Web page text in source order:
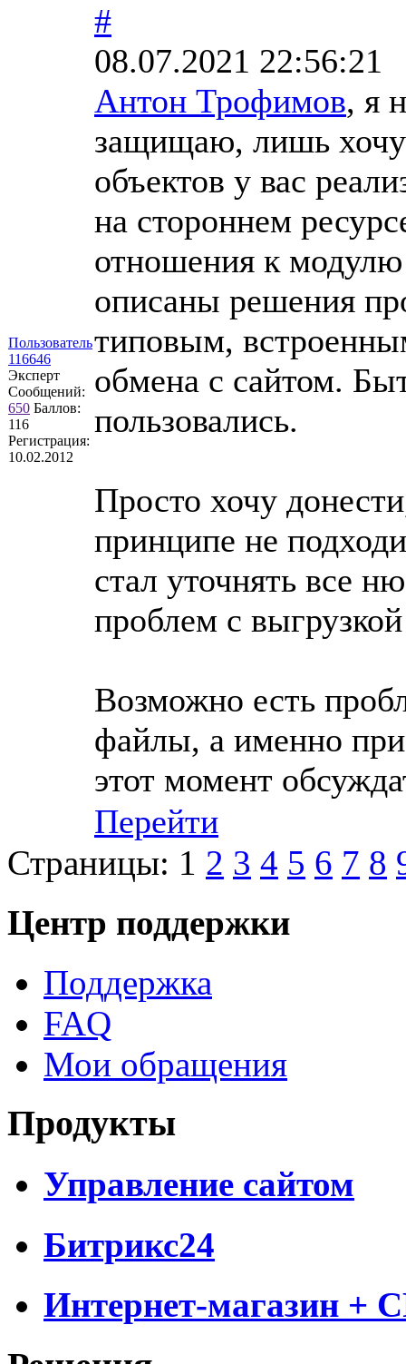
Пользователь
116646
Эксперт
Сообщений:
650 Баллов:
116
Регистрация:
10.02.2012
#
08.07.2021 22:56:21
Антон Трофимов, я
защищаю, лишь хочу
объектов у вас
на стороннем
отношения к
описаны решения
типовым,
обмена с сайтом.
пользовались.
Просто хочу
принципе не
стал уточнять все
проблем с
Возможно есть
файлы, а именно при
этот момент
Перейти
Страницы: 1 2 3 4 5 6 7 8
Центр поддержки
Поддержка
FAQ
Мои обращения
Продукты
Управление сайтом
Битрикс24
Интернет-магазин +